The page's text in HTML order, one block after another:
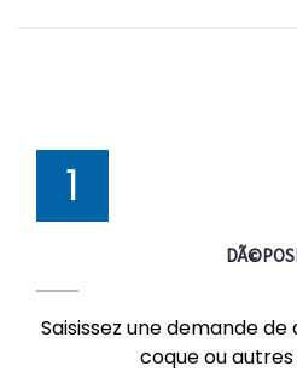
1
Saisissez une demande
coque ou